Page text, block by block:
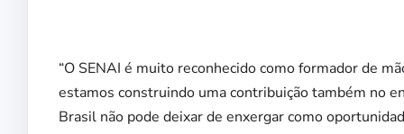
“O SENAI é muito reconhecido como formador de
estamos construindo uma contribuição também no
Brasil não pode deixar de enxergar como